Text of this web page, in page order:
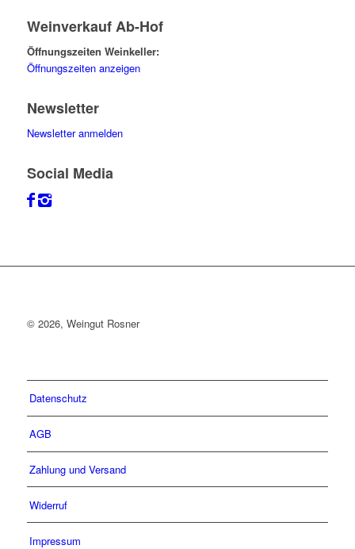
Weinverkauf Ab-Hof
Öffnungszeiten Weinkeller:
Öffnungszeiten anzeigen
Newsletter
Newsletter anmelden
Social Media
© 2026, Weingut Rosner
Datenschutz
AGB
Zahlung und Versand
Widerruf
Impressum